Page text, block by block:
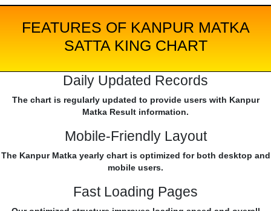
FEATURES OF KANPUR MATKA
SATTA KING CHART
Daily Updated Records
The chart is regularly updated to provide users with Kanpur
Matka Result information.
Mobile-Friendly Layout
The Kanpur Matka yearly chart is optimized for both desktop and
mobile users.
Fast Loading Pages